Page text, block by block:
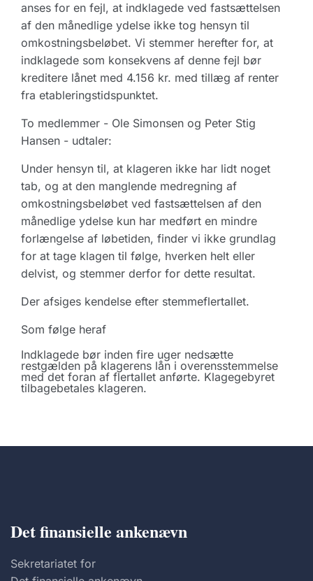
anses for en fejl, at indklagede ved fastsættelsen
af den månedlige ydelse ikke tog hensyn til
omkostningsbeløbet. Vi stemmer herefter for, at
indklagede som konsekvens af denne fejl bør
kreditere lånet med 4.156 kr. med tillæg af renter
fra etableringstidspunktet.
To medlemmer - Ole Simonsen og Peter Stig
Hansen - udtaler:
Under hensyn til, at klageren ikke har lidt noget
tab, og at den manglende medregning af
omkostningsbeløbet ved fastsættelsen af den
månedlige ydelse kun har medført en mindre
forlængelse af løbetiden, finder vi ikke grundlag
for at tage klagen til følge, hverken helt eller
delvist, og stemmer derfor for dette resultat.
Der afsiges kendelse efter stemmeflertallet.
Som følge heraf
Indklagede bør inden fire uger nedsætte
restgælden på klagerens lån i overensstemmelse
med det foran af flertallet anførte. Klagegebyret
tilbagebetales klageren.
Det finansielle ankenævn
Sekretariatet for